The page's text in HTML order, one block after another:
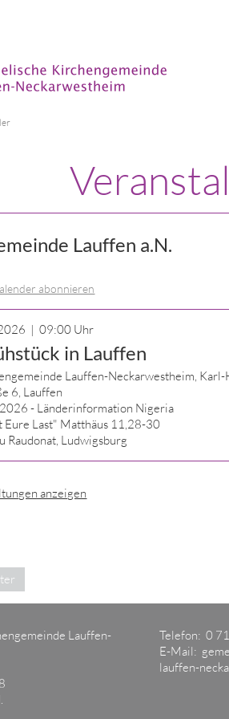
Lauffen a.N.
abonnieren
| 09:00 Uhr
in Lauffen
Lauffen-Neckarwestheim, Karl-
6, Lauffen
- Länderinformation Nigeria
Last" Matthäus 11,28-30
Raudonat, Ludwigsburg
anzeigen
Lauffen-
Telefon: 0
E-Mail:
lauffen-